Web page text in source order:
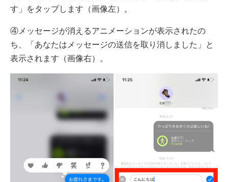
す」をタップします（画像左）。
④メッセージが消えるアニメーションが表示されたの
ち、「あなたはメッセージの送信を取り消しました」と
表示されます（画像右）。